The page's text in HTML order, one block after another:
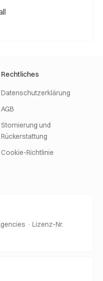
Rechtliches
Datenschutzerklärung
AGB
Stornierung und
Rückerstattung
Cookie-Richtlinie
· Lizenz-Nr.